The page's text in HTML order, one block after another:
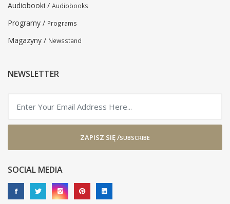
Audiobooki / Audiobooks
Programy / Programs
Magazyny / Newsstand
NEWSLETTER
ZAPISZ SIĘ /SUBSCRIBE
SOCIAL MEDIA